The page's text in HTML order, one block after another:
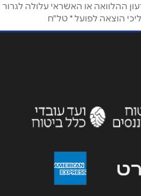
ההלוואה או האשראי עלולה לגרור
הוצאה לפועל * טל"ח